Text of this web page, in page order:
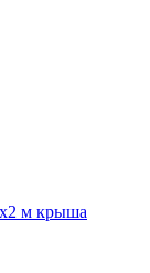
м крыша